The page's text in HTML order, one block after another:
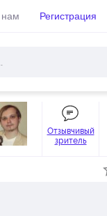
Регистрация
Отзывчивый
зритель